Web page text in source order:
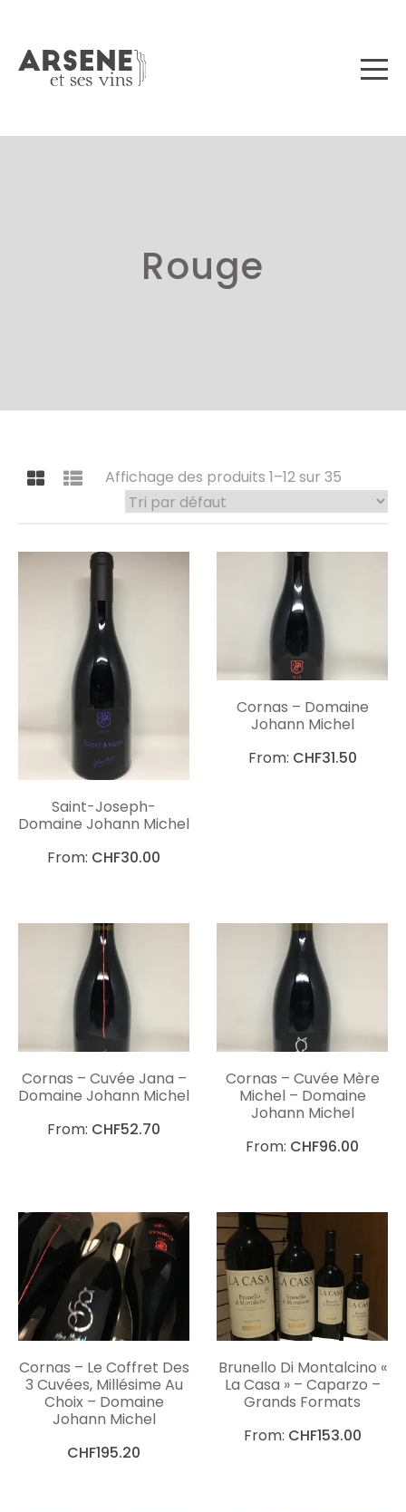
Rouge
Affichage des produits 1–12 sur 35
Saint-Joseph-
Domaine Johann Michel
From: CHF30.00
Cornas – Domaine
Johann Michel
From: CHF31.50
Cornas – Cuvée Jana –
Domaine Johann Michel
From: CHF52.70
Cornas – Cuvée Mère
Michel – Domaine
Johann Michel
From: CHF96.00
Cornas – Le Coffret Des
3 Cuvées, Millésime Au
Choix – Domaine
Johann Michel
CHF195.20
Brunello Di Montalcino «
La Casa » – Caparzo –
Grands Formats
From: CHF153.00